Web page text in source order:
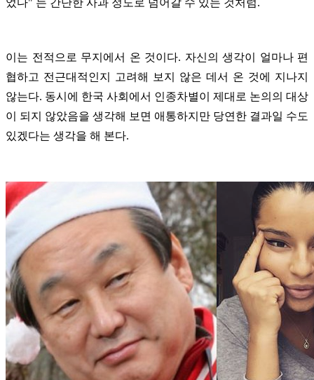
이는 전적으로 무지에서 온 것이다. 자신의 생각이 얼마나 편
협하고 전근대적인지 고려해 보지 않은 데서 온 것에 지나지
않는다. 동시에 한국 사회에서 인종차별이 제대로 논의의 대상
이 되지 않았음을 생각해 보면 애통하지만 당연한 결과일 수도
있겠다는 생각을 해 본다.